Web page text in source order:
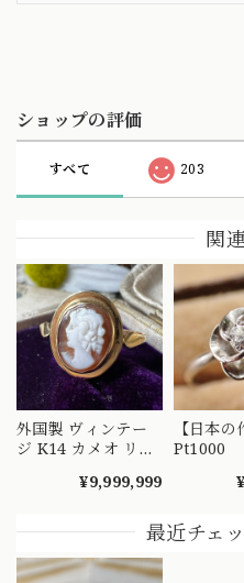
ショップの評価
すべて 203
関
外国製 ヴィンテー
ジ K14 カメオ リン
しめるようなデザイ
¥9,999,999
【日本の
Pt1000
リング
り 吉祥
楚々とし
最近チェ